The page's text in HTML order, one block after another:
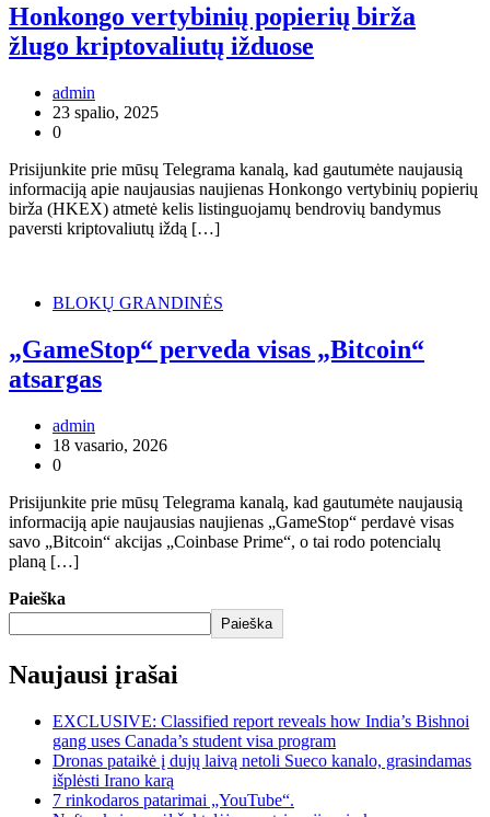
Honkongo vertybinių popierių birža
žlugo kriptovaliutų ižduose
admin
23 spalio, 2025
0
Prisijunkite prie mūsų Telegrama kanalą, kad gautumėte naujausią
informaciją apie naujausias naujienas Honkongo vertybinių popierių
birža (HKEX) atmetė kelis listinguojamų bendrovių bandymus
paversti kriptovaliutų iždą […]
BLOKŲ GRANDINĖS
„GameStop“ perveda visas „Bitcoin“
atsargas
admin
18 vasario, 2026
0
Prisijunkite prie mūsų Telegrama kanalą, kad gautumėte naujausią
informaciją apie naujausias naujienas „GameStop“ perdavė visas
savo „Bitcoin“ akcijas „Coinbase Prime“, o tai rodo potencialų
planą […]
Paieška
Paieška
Naujausi įrašai
EXCLUSIVE: Classified report reveals how India’s Bishnoi
gang uses Canada’s student visa program
Dronas pataikė į dujų laivą netoli Sueco kanalo, grasindamas
išplėsti Irano karą
7 rinkodaros patarimai „YouTube“.